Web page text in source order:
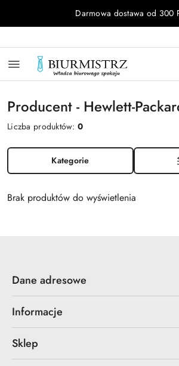
Przejdź do treści głównej
Przejdź do wyszukiwarki
Przejdź do moje konto
Przejdź do menu głównego
Przejdź do stopkiDarmowa dostawa od 300
Producent - Hewlett-
Liczba produktów:0
Kategorie
Brak produktów do wyświetlenia
Dane adresowe
Informacje
Sklep